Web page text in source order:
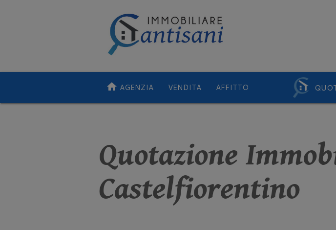
home AGENZIA VENDITA AFFITTO
Quotazione
Castelfiorentino